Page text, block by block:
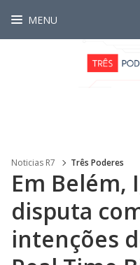
MENU
Noticias R7 Três Poderes
Em Belém,
disputa
intenções